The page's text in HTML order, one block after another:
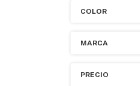
COLOR
MARCA
PRECIO